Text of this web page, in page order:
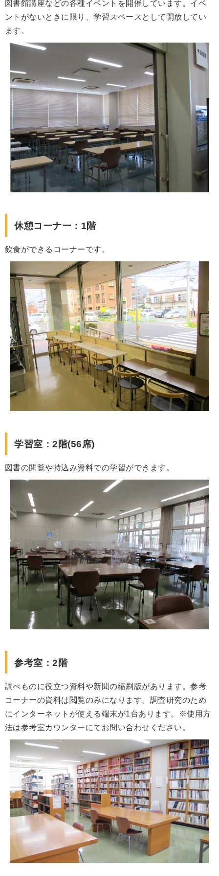
図書館講座などの各種イベントを開催しています。イベ
ントがないときに限り、学習スペースとして開放してい
ます。
休憩コーナー：1階
飲食ができるコーナーです。
学習室：2階(56席)
図書の閲覧や持込み資料での学習ができます。
参考室：2階
調べものに役立つ資料や新聞の縮刷版があります。参考
コーナーの資料は閲覧のみになります。調査研究のため
にインターネットが使える端末が1台あります。※使用方
法は参考室カウンターにてお問い合わせください。